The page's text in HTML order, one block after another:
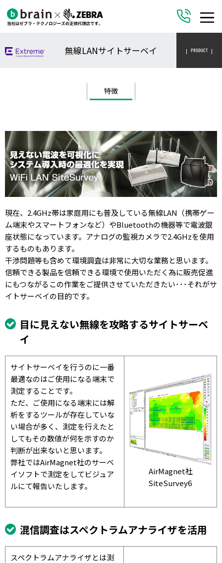
無線LANサイトサーベイ PRODUCT
特徴
現在、2.4GHz帯は家庭用にも普及している無線LAN（携帯ゲー
ム端末やスマートフォンなど）やBluetoothの機器等で電波銀
座状態になっています。アナログの監視カメラで2.4GHzを使用
するものもあります。
干渉問題等も含めて環境調査は非常に大切な業務と思います。
信頼できる製品を信頼できる環境で使用いただく為に販売促進
にもつながるこの作業をご提供させていただきたい･･･それがサ
イトサーベイの目的です。
目に見えない無線を攻略するサイトサーベ
イ
サイトサーベイを行うのに一番
最適なのはご使用になる端末で
測定することです。
ただ、ご使用になる端末には解
析をするツールが存在していな
い場合が多く、測定を行えたと
してもその数値が何を示すのか
判断が出来ないと思います。
弊社ではAirMagnet社のサーベ
イソフトで測定をしてビジュア
ルにて報告いたします。
AirMagnet社
SiteSurvey6
混信調査はスペクトラムアナライザを活用
スペクトラムアナライザとは測